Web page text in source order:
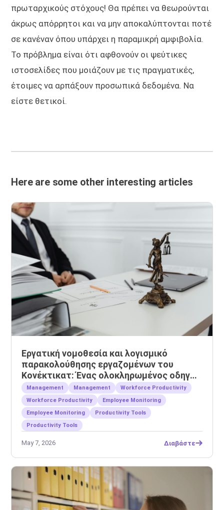
πρωταρχικούς στόχους! Θα πρέπει να θεωρούνται
άκρως απόρρητοι και να μην αποκαλύπτονται ποτέ
σε κανέναν όπου υπάρχει η παραμικρή αμφιβολία.
Το πρόβλημα είναι ότι αφθονούν οι ψεύτικες
ιστοσελίδες που μοιάζουν με τις πραγματικές,
έτοιμες να αρπάξουν προσωπικά δεδομένα. Να
είστε θετικοί.
Here are some other interesting articles
Εργατική νομοθεσία και λογισμικό
παρακολούθησης εργαζομένων του
Κονέκτικατ: Ένας ολοκληρωμένος οδηγός
για εργοδότες
Management Management
Workforce Productivity
Workforce Productivity
Employee Monitoring
Employee Monitoring
Productivity Tools
Productivity Tools
May 7, 2026 Διαβάστε